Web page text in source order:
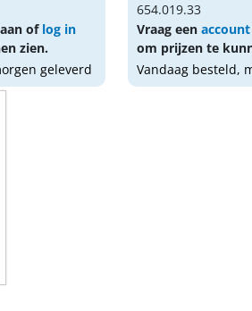
aan of log in
zien.
geleverd
654.019.33
Vraag eenaccount
om prijzen te
Vandaag besteld,